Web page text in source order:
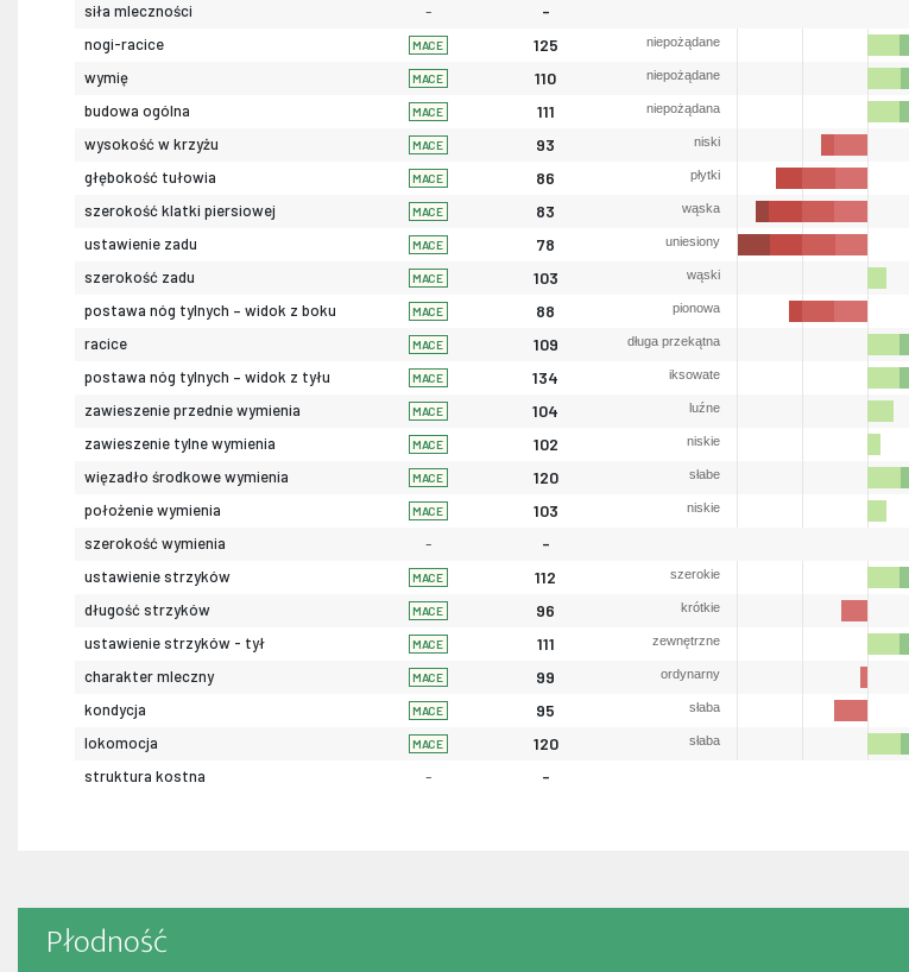
siła mleczności - -
nogi-racice MACE 125 niepożądane
wymię MACE 110 niepożądane
budowa ogólna MACE 111 niepożądana
wysokość w krzyżu MACE 93 niski
głębokość tułowia MACE 86 płytki
szerokość klatki piersiowej MACE 83 wąska
ustawienie zadu MACE 78 uniesiony
szerokość zadu MACE 103 wąski
postawa nóg tylnych – widok z boku MACE 88 pionowa
racice MACE 109 długa przekątna
postawa nóg tylnych – widok z tyłu MACE 134 iksowate
zawieszenie przednie wymienia MACE 104 luźne
zawieszenie tylne wymienia MACE 102 niskie
więzadło środkowe wymienia MACE 120 słabe
położenie wymienia MACE 103 niskie
szerokość wymienia - -
ustawienie strzyków MACE 112 szerokie
długość strzyków MACE 96 krótkie
ustawienie strzyków - tył MACE 111 zewnętrzne
charakter mleczny MACE 99 ordynarny
kondycja MACE 95 słaba
lokomocja MACE 120 słaba
struktura kostna - -
Płodność